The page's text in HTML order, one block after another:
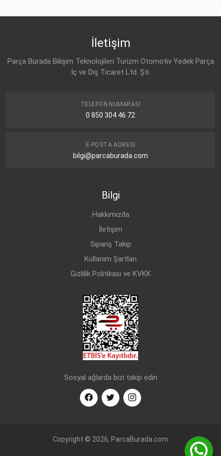
İletişim
Parça Burada Bilişim Teknolojileri Turizm Otomotiv Yedek Parça
İç ve Dış Ticaret Ltd. Şti.
TELEFON NUMARASI
0 850 304 46 72
E-POSTA ADRESI
bilgi@parcaburada.com
Bilgi
Hakkımızda
İletişim
Sipariş Takip
Kullanım Şartları
Gizlilik Politikası ve KVKK
Sosyal ağlarda bizi takip edin
Copyright © 2026, ParcaBurada.com